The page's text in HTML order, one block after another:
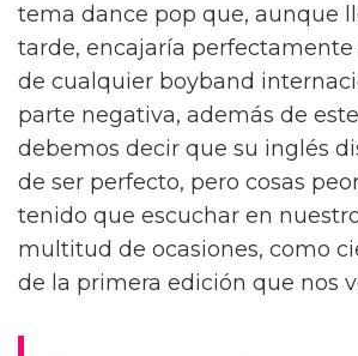
tema dance pop que, aunque
tarde, encajaría perfectamente
de cualquier boyband
parte negativa, además de
debemos decir que su inglés
de ser perfecto, pero cosas
tenido que escuchar en
multitud de ocasiones, como
de la primera edición que nos